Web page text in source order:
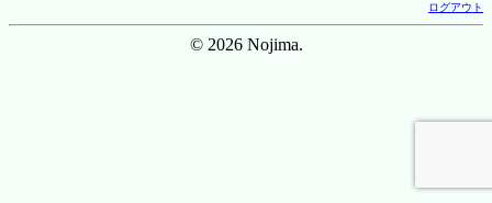
ログアウト
© 2026 Nojima.